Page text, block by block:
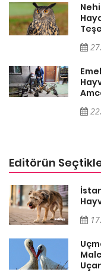
Editörün